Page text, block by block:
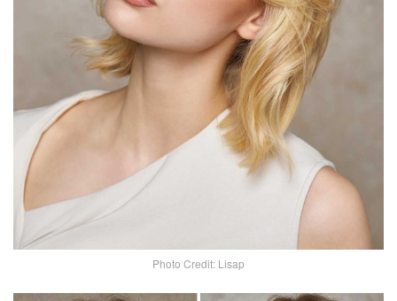
Photo Credit: Lisap